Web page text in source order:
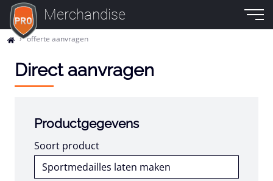
Merchandise
offerte aanvragen
Direct aanvragen
Productgegevens
Soort product